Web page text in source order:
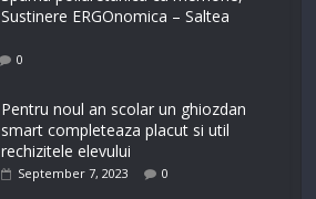
Sustinere ERGOnomica – Saltea
0
Pentru noul an scolar un ghiozdan
smart completeaza placut si util
rechizitele elevului
September 7, 2023 0